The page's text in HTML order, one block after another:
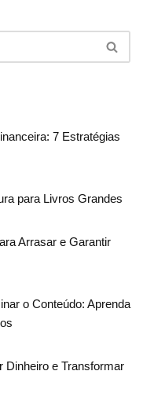
7 Estratégias
para Livros Grandes
Arrasar e Garantir
o Conteúdo: Aprenda
e Transformar